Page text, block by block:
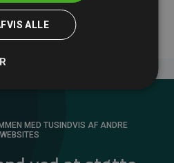
MED TUSINDVIS AF ANDRE
WEBSITES
ALLE